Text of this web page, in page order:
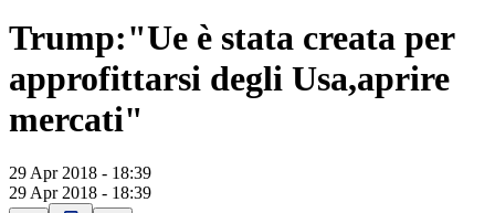
Trump:"Ue è stata creata per
approfittarsi degli Usa,aprire
mercati"
29 Apr 2018 - 18:39
29 Apr 2018 - 18:39